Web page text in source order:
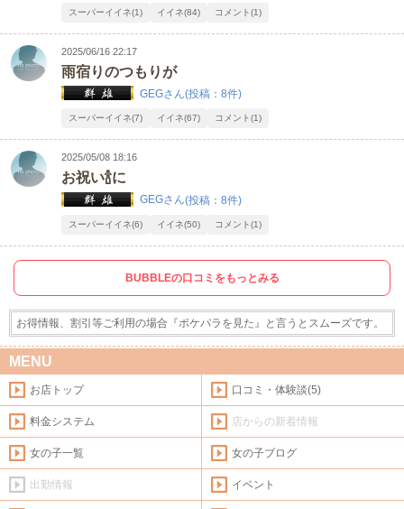
スーパーイイネ(1) イイネ(84) コメント(1)
2025/06/16 22:17
雨宿りのつもりが
GEGさん(投稿：8件)
スーパーイイネ(7) イイネ(67) コメント(1)
2025/05/08 18:16
お祝い🍾に
GEGさん(投稿：8件)
スーパーイイネ(6) イイネ(50) コメント(1)
BUBBLEの口コミをもっとみる
お得情報、割引等ご利用の場合『ポケパラを見た』と言うとスムーズです。
MENU
お店トップ 口コミ・体験談(5)
料金システム 店からの新着情報
女の子一覧 女の子ブログ
出勤情報 イベント